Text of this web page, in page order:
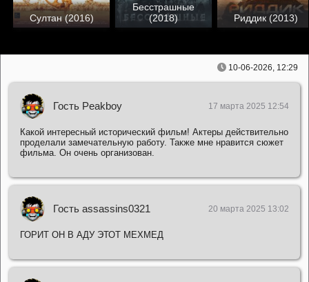
Султан (2016)
Бесстрашные
(2018)
Риддик (2013)
10-06-2026, 12:29
Гость Peakboy 17 марта 2025 12:54
Какой интересный исторический фильм! Актеры действительно
проделали замечательную работу. Также мне нравится сюжет
фильма. Он очень организован.
Гость assassins0321 20 марта 2025 13:02
ГОРИТ ОН В АДУ ЭТОТ МЕХМЕД